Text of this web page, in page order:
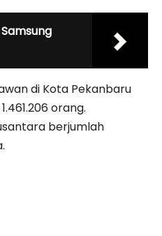
di Kota Pekanbaru
orang.
berjumlah